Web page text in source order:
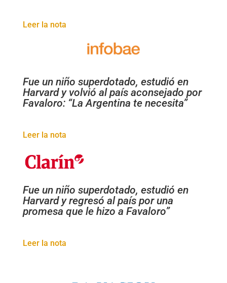
Leer la nota
Fue un niño superdotado, estudió en
Harvard y volvió al país aconsejado por
Favaloro: “La Argentina te necesita”
Leer la nota
Fue un niño superdotado, estudió en
Harvard y regresó al país por una
promesa que le hizo a Favaloro”
Leer la nota